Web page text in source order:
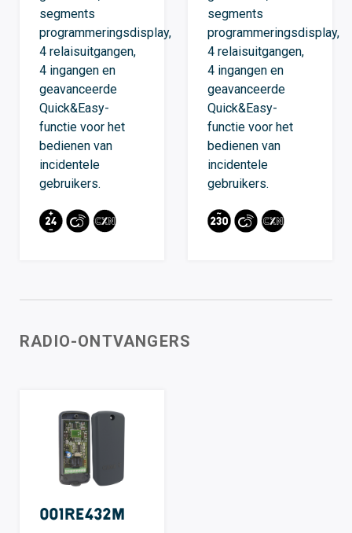
segments
programmeringsdisplay,
4 relaisuitgangen,
4 ingangen en
geavanceerde
Quick&Easy-
functie voor het
bedienen van
incidentele
gebruikers.
segments
programmeringsdisplay,
4 relaisuitgangen,
4 ingangen en
geavanceerde
Quick&Easy-
functie voor het
bedienen van
incidentele
gebruikers.
RADIO-ONTVANGERS
001RE432M